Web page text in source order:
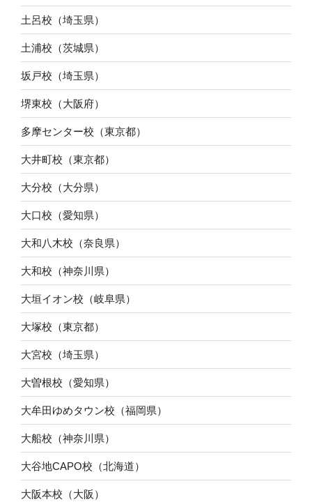
土呂校（埼玉県）
土浦校（茨城県）
坂戸校（埼玉県）
堺東校（大阪府）
多摩センター校（東京都）
大井町校（東京都）
大分校（大分県）
大口校（愛知県）
大和八木校（奈良県）
大和校（神奈川県）
大垣イオン校（岐阜県）
大塚校（東京都）
大宮校（埼玉県）
大曽根校（愛知県）
大牟田ゆめタウン校（福岡県）
大船校（神奈川県）
大谷地CAPO校（北海道）
大阪本校（大阪）